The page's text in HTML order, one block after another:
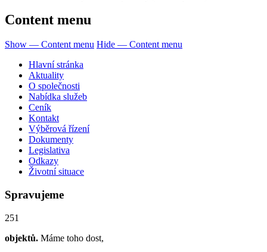
Content menu
Show — Content menu Hide — Content menu
Hlavní stránka
Aktuality
O společnosti
Nabídka služeb
Ceník
Kontakt
Výběrová řízení
Dokumenty
Legislativa
Odkazy
Životní situace
Spravujeme
251
objektů. Máme toho dost,